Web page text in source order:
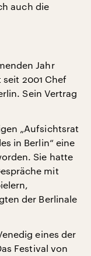
auch die
Jahr
2001 Chef
Sein Vertrag
„Aufsichtsrat
in Berlin“ eine
Sie hatte
mit
der Berlinale
eines der
Festival von